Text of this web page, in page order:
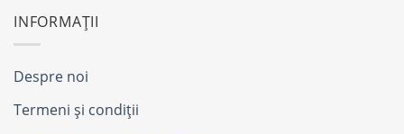
INFORMAȚII
Despre noi
Termeni și condiții